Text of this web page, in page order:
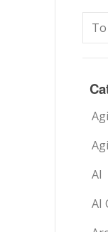
AI
AI